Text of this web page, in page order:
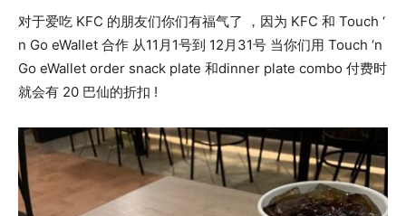
对于爱吃 KFC 的朋友们你们有福气了 ，因为 KFC 和 Touch ‘
n Go eWallet 合作 从11月1号到 12月31号 当你们用 Touch ‘n
Go eWallet order snack plate 和dinner plate combo 付费时
就会有 20 巴仙的折扣 !